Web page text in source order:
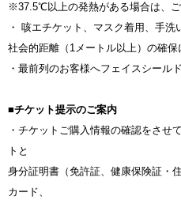
※37.5℃以上の発熱がある場合は、ご
・ 咳エチケット、マスク着用、手
社会的距離（1メートル以上）の確保
・最前列のお客様へフェイスシール
■チケット提示のご案内
・チケットご購入情報の確認をさせ
トと
身分証明書（免許証、健康保険証・
カード、